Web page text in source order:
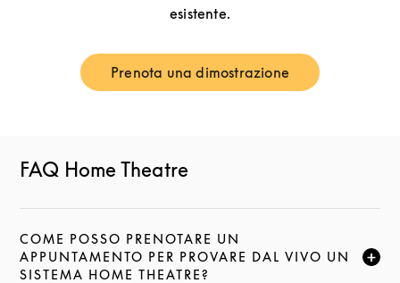
esistente.
Prenota una dimostrazione
Link Opens in New Tab
FAQ Home Theatre
COME POSSO PRENOTARE UN
APPUNTAMENTO PER PROVARE DAL VIVO UN
SISTEMA HOME THEATRE?
FAI CLIC PER ESPANDERE QUESTA DESCRIZIONE E